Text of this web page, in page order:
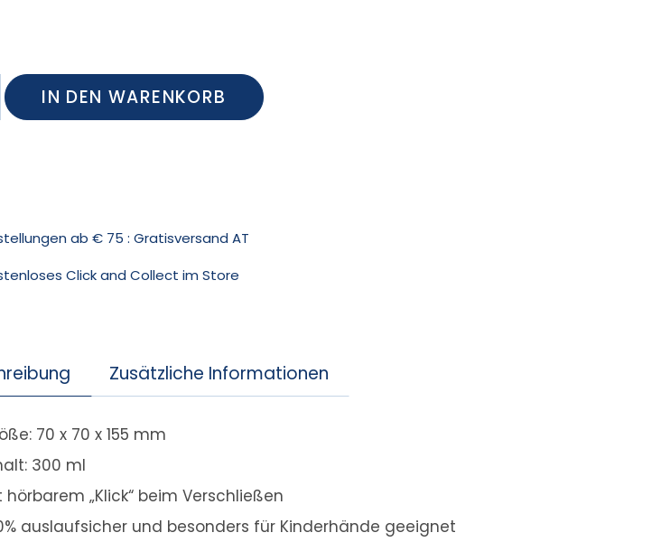
IN DEN WARENKORB
ab € 75 : Gratisversand AT
Click and Collect im Store
Zusätzliche Informationen
70 x 70 x 155 mm
300 ml
hörbarem „Klick“ beim Verschließen
auslaufsicher und besonders für Kinderhände geeignet